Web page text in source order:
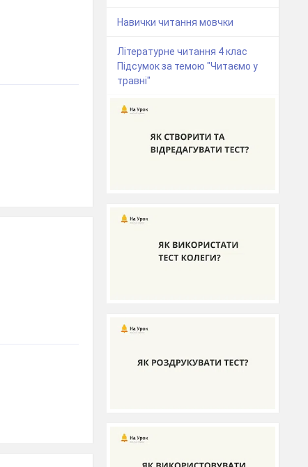
Навички читання мовчки
Літературне читання 4 клас
Підсумок за темою "Читаємо у
травні"